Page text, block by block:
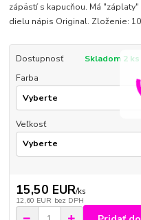
zápästí s kapucňou. Má
dielu nápis Original. Zloženie:
Dostupnosť
Skladom 2 ks
Farba
Veľkosť
15,50 EUR/ks
12,60 EUR bez DPH